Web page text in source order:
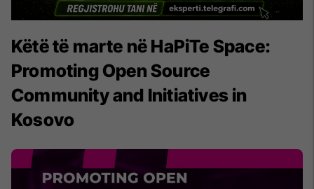
Këtë të marte në HaPiTe Space:
Promoting Open Source
Community and Initiatives in
Kosovo